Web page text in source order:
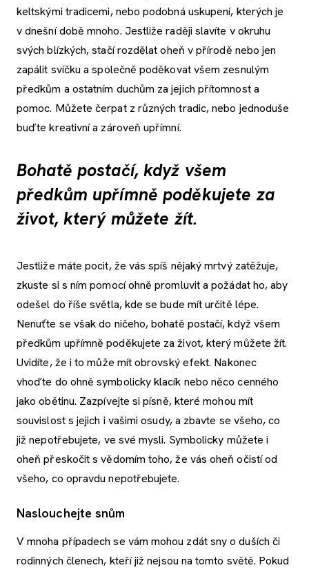
keltskými tradicemi, nebo podobná uskupení, kterých je
v dnešní době mnoho. Jestliže raději slavíte v okruhu
svých blízkých, stačí rozdělat oheň v přírodě nebo jen
zapálit svíčku a společně poděkovat všem zesnulým
předkům a ostatním duchům za jejich přítomnost a
pomoc. Můžete čerpat z různých tradic, nebo jednoduše
buďte kreativní a zároveň upřímní.
Bohatě postačí, když všem
předkům upřímně poděkujete za
život, který můžete žít.
Jestliže máte pocit, že vás spíš nějaký mrtvý zatěžuje,
zkuste si s ním pomocí ohně promluvit a požádat ho, aby
odešel do říše světla, kde se bude mít určitě lépe.
Nenuťte se však do ničeho, bohatě postačí, když všem
předkům upřímně poděkujete za život, který můžete žít.
Uvidíte, že i to může mít obrovský efekt. Nakonec
vhoďte do ohně symbolicky klacík nebo něco cenného
jako obětinu. Zazpívejte si písně, které mohou mít
souvislost s jejich i vašimi osudy, a zbavte se všeho, co
již nepotřebujete, ve své mysli. Symbolicky můžete i
oheň přeskočit s vědomím toho, že vás oheň očistí od
všeho, co opravdu nepotřebujete.
Naslouchejte snům
V mnoha případech se vám mohou zdát sny o duších či
rodinných členech, kteří již nejsou na tomto světě. Pokud